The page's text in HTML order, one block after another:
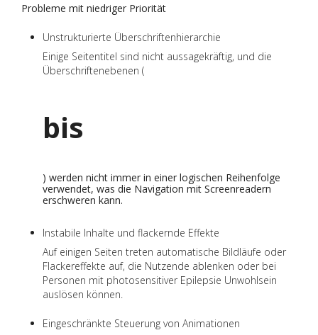
Probleme mit niedriger Priorität
Unstrukturierte Überschriftenhierarchie
Einige Seitentitel sind nicht aussagekräftig, und die
Überschriftenebenen (
bis
) werden nicht immer in einer logischen Reihenfolge
verwendet, was die Navigation mit Screenreadern
erschweren kann.
Instabile Inhalte und flackernde Effekte
Auf einigen Seiten treten automatische Bildläufe oder
Flackereffekte auf, die Nutzende ablenken oder bei
Personen mit photosensitiver Epilepsie Unwohlsein
auslösen können.
Eingeschränkte Steuerung von Animationen